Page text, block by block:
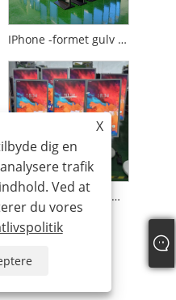
IPhone -formet gulv stående digital skiltning totem kiosk
32 tommer stand bærbar smart trådløs LCD roterbar display
X
dig en
trafik
Ved at
du vores